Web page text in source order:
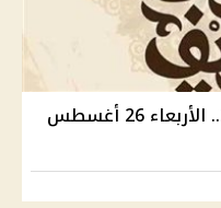
موعد إجازة المولد النبوي 2026.. الأربعاء 26 أغسطس